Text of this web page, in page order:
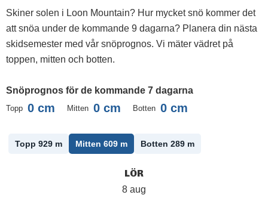
Skiner solen i Loon Mountain? Hur mycket snö kommer det
att snöa under de kommande 9 dagarna? Planera din nästa
skidsemester med vår snöprognos. Vi mäter vädret på
toppen, mitten och botten.
Snöprognos för de kommande 7 dagarna
Topp 0 cm Mitten 0 cm Botten 0 cm
Topp 929 m Mitten 609 m Botten 289 m
LÖR
8 aug